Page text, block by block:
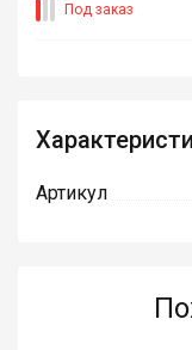
Под заказ
Артикул